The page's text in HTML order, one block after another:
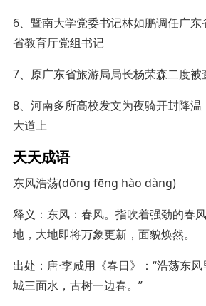
6、暨南大学党委书记林如鹏调任广东
省教育厅党组书记
7、原广东省旅游局局长杨荣森二度
8、河南多所高校发文为夜骑开封降
大道上
天天成语
东风浩荡(dōng fēng hào dàng)
释义：东风：春风。指吹着强劲的春
地，大地即将万象更新，面貌焕然。
出处：唐·李咸用《春日》：“浩荡东
城三面水，古树一边春。”